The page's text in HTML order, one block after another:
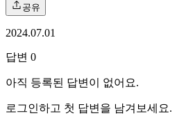
공유
2024.07.01
답변 0
아직 등록된 답변이 없어요.
로그인하고 첫 답변을 남겨보세요.